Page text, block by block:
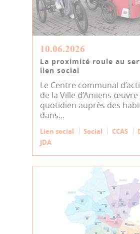
10.06.2026
La proximité roule au
lien social
Le Centre communal
de la Ville d’Amiens œuvre
quotidien auprès des
dans...
Lien social Social CCAS
JDA